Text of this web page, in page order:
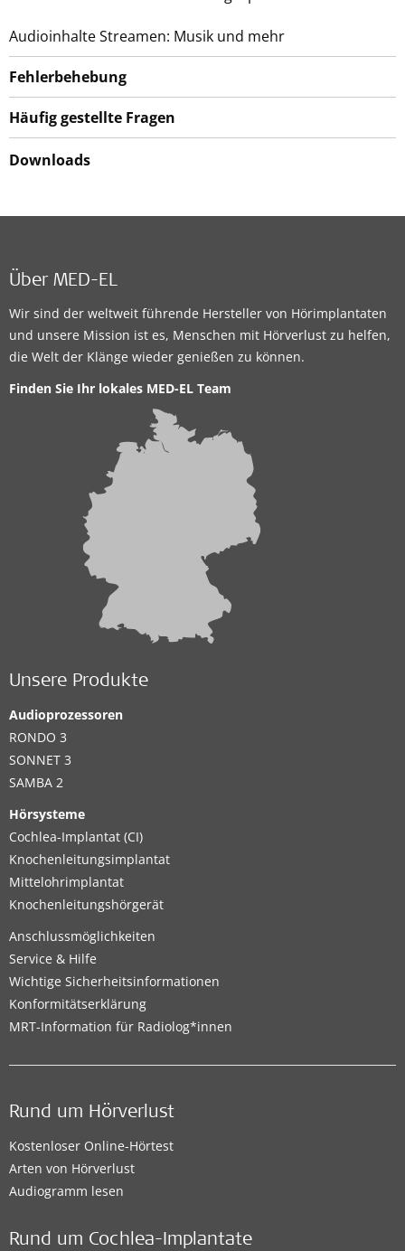
Audioinhalte Streamen: Musik und mehr
Fehlerbehebung
Häufig gestellte Fragen
Downloads
Über MED-EL
Wir sind der weltweit führende Hersteller von Hörimplantaten
und unsere Mission ist es, Menschen mit Hörverlust zu helfen,
die Welt der Klänge wieder genießen zu können.
Finden Sie Ihr lokales MED-EL Team
Unsere Produkte
Audioprozessoren
RONDO 3
SONNET 3
SAMBA 2
Hörsysteme
Cochlea-Implantat (CI)
Knochenleitungsimplantat
Mittelohrimplantat
Knochenleitungshörgerät
Anschlussmöglichkeiten
Service & Hilfe
Wichtige Sicherheitsinformationen
Konformitätserklärung
MRT-Information für Radiolog*innen
Rund um Hörverlust
Kostenloser Online-Hörtest
Arten von Hörverlust
Audiogramm lesen
Rund um Cochlea-Implantate